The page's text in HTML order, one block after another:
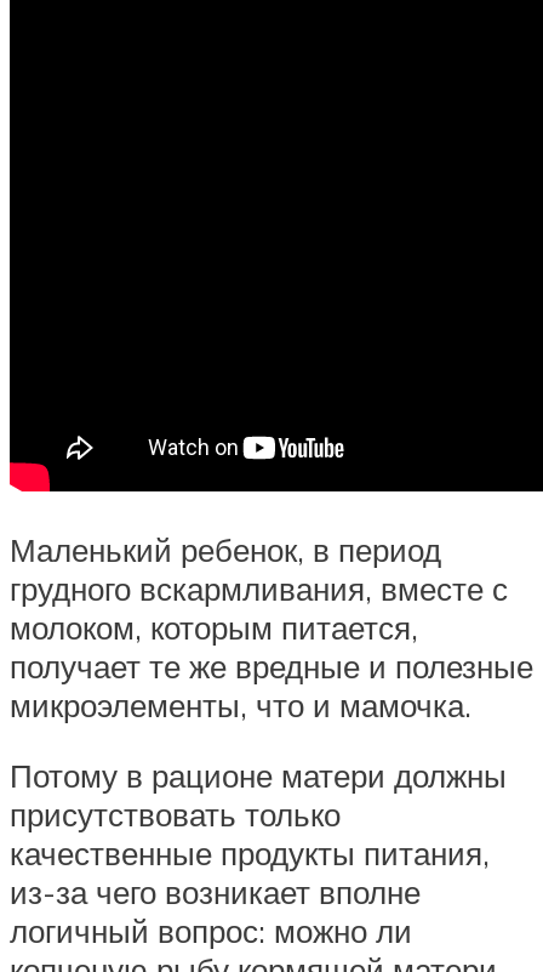
Маленький ребенок, в период
грудного вскармливания, вместе с
молоком, которым питается,
получает те же вредные и полезные
микроэлементы, что и мамочка.
Потому в рационе матери должны
присутствовать только
качественные продукты питания,
из-за чего возникает вполне
логичный вопрос: можно ли